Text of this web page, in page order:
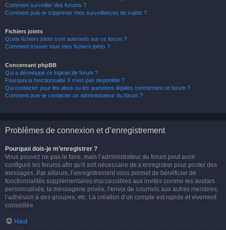
Comment surveiller des forums ?
Comment puis-je supprimer mes surveillances de sujets ?
Fichiers joints
Quels fichiers joints sont autorisés sur ce forum ?
Comment trouver tous mes fichiers joints ?
Concernant phpBB
Qui a développé ce logiciel de forum ?
Pourquoi la fonctionnalité X n’est pas disponible ?
Qui contacter pour les abus ou les questions légales concernant ce forum ?
Comment puis-je contacter un administrateur du forum ?
Problèmes de connexion et d’enregistrement
Pourquoi dois-je m’enregistrer ?
Vous pouvez ne pas le faire, mais l’administrateur du forum peut avoir
configuré les forums afin qu’il soit nécessaire de s’enregistrer pour poster des
messages. Par ailleurs, l’enregistrement vous permet de bénéficier de
fonctionnalités supplémentaires inaccessibles aux invités comme les avatars
personnalisés, la messagerie privée, l’envoi de courriels aux autres membres,
l’adhésion à des groupes, etc. La création d’un compte est rapide et vivement
conseillée.
Haut